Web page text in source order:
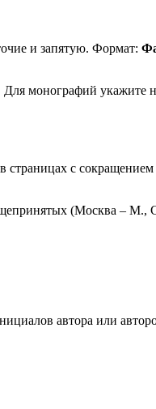
и запятую. Формат:
монографий укажите
страницах с
(Москва –
автора или